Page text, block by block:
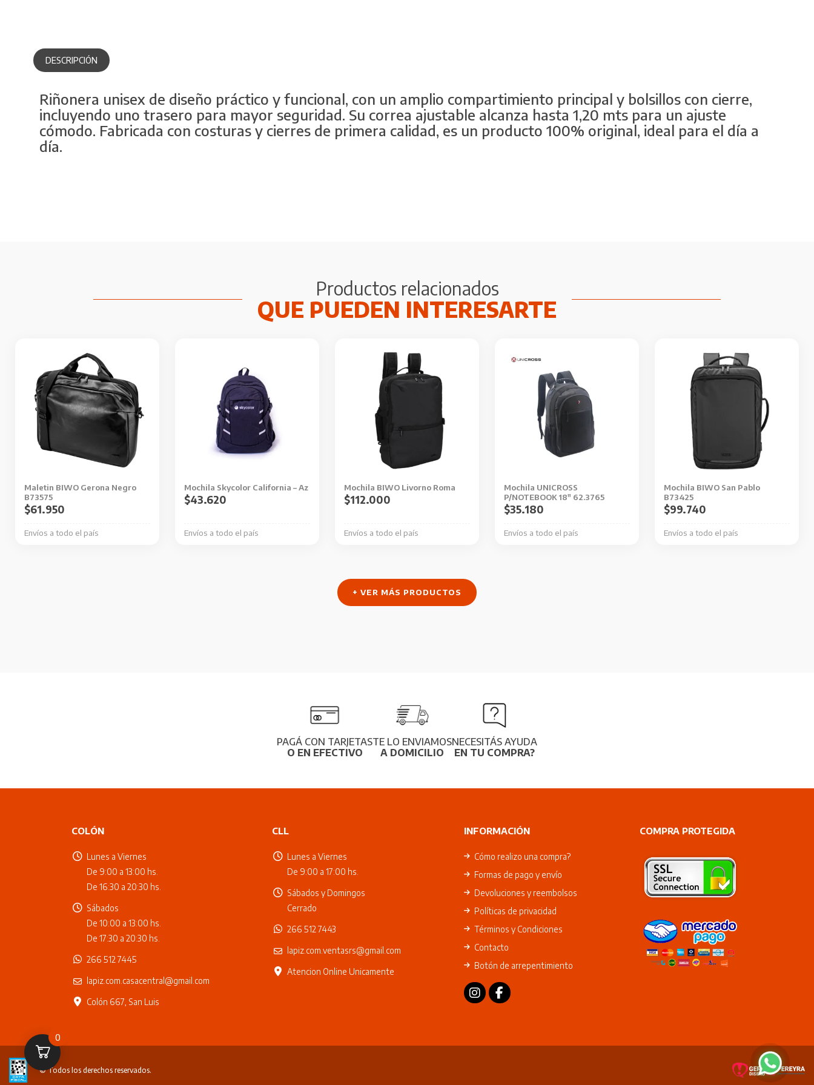
DESCRIPCIÓN
Riñonera unisex de diseño práctico y funcional, con un amplio compartimiento principal y bolsillos con cierre,
incluyendo uno trasero para mayor seguridad. Su correa ajustable alcanza hasta 1,20 mts para un ajuste
cómodo. Fabricada con costuras y cierres de primera calidad, es un producto 100% original, ideal para el día a
día.
Productos relacionados
Maletin BIWO Gerona Negro
B73575
Envíos a todo el país
$61.950
Mochila Skycolor California – Az
Envíos a todo el país
$43.620
Mochila BIWO Livorno Roma
Envíos a todo el país
$112.000
Mochila UNICROSS
P/NOTEBOOK 18″ 62.3765
Envíos a todo el país
$35.180
Mochila BIWO San Pablo
B73425
Envíos a todo el país
$99.740
+ VER MÁS PRODUCTOS
PAGÁ CON TARJETAS
O EN EFECTIVO
TE LO ENVIAMOS
A DOMICILIO
NECESITÁS AYUDA
EN TU COMPRA?
COLÓN
Lunes a Viernes
De 9:00 a 13:00 hs.
De 16:30 a 20:30 hs.
Sábados
De 10:00 a 13:00 hs.
De 17:30 a 20:30 hs.
266 512 7445
lapiz.com.casacentral@gmail.com
Colón 667, San Luis
CLL
Lunes a Viernes
De 9:00 a 17:00 hs.
Sábados y Domingos
Cerrado
266 512 7443
lapiz.com.ventasrs@gmail.com
Atencion Online Unicamente
INFORMACIÓN
Cómo realizo una compra?
Formas de pago y envío
Devoluciones y reembolsos
Políticas de privacidad
Términos y Condiciones
Contacto
Botón de arrepentimiento
COMPRA PROTEGIDA
© Todos los derechos reservados.
0